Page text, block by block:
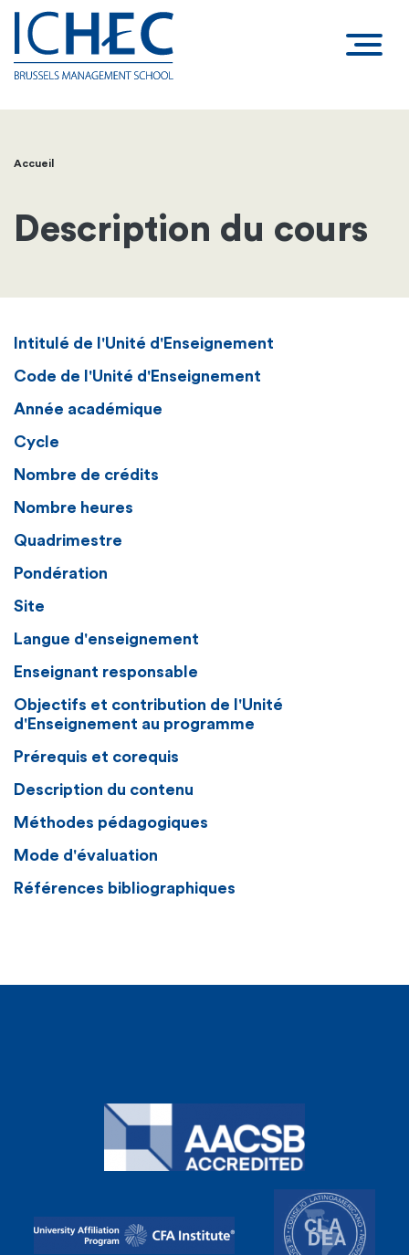
Fil
d'Ariane
Accueil
Description du cours
Intitulé de l'Unité d'Enseignement
Code de l'Unité d'Enseignement
Année académique
Cycle
Nombre de crédits
Nombre heures
Quadrimestre
Pondération
Site
Langue d'enseignement
Enseignant responsable
Objectifs et contribution de l'Unité
d'Enseignement au programme
Prérequis et corequis
Description du contenu
Méthodes pédagogiques
Mode d'évaluation
Références bibliographiques